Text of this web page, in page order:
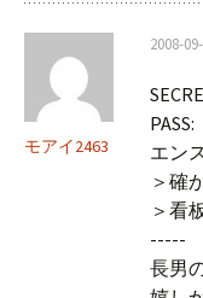
モアイ2463
2008-
PASS:
エン
＞確
＞看
-----
長男